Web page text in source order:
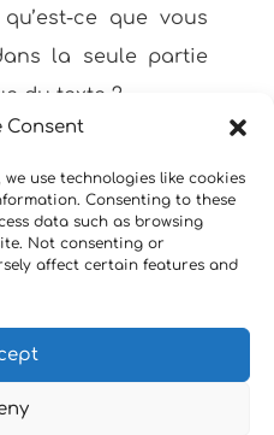
Consent
use technologies like cookies
Consenting to these
data such as browsing
Not consenting or
affect certain features and
ce que vous
la seule partie
du texte ?